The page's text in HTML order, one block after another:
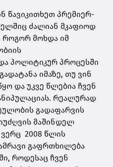
წავიკითხეთ პრემიერ-
ძალიან მკაფიოდ
როგორ მოხდა იმ
პოლიტიკურ პროცესში
იმაზე, თუ ვინ
და უკვე წლებია ჩვენ
რეალურად
გადაფარვის
მაშინდელ
2008 წლის
გაფრთხილება
როდესაც ჩვენ